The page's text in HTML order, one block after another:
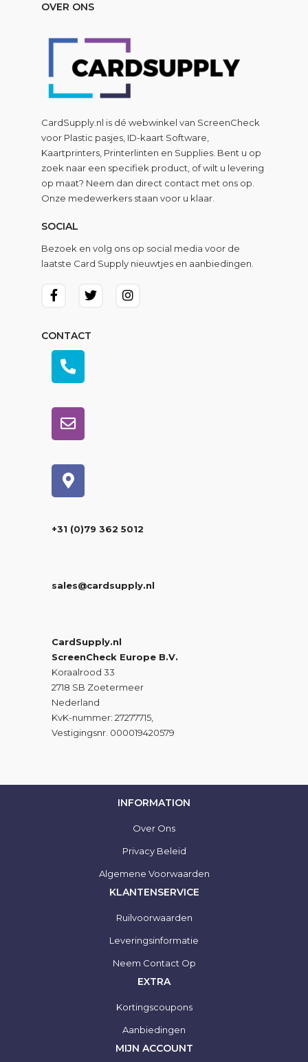
OVER ONS
CardSupply.nl is dé webwinkel van ScreenCheck
voor Plastic pasjes, ID-kaart Software,
Kaartprinters, Printerlinten en Supplies. Bent u op
zoek naar een specifiek product, of wilt u levering
op maat? Neem dan direct contact met ons op.
Onze medewerkers staan voor u klaar.
SOCIAL
Bezoek en volg ons op social media voor de
laatste Card Supply nieuwtjes en aanbiedingen.
CONTACT
+31 (0)79 362 5012
sales@cardsupply.nl
CardSupply.nl
ScreenCheck Europe B.V.
Koraalrood 33
2718 SB Zoetermeer
Nederland
KvK-nummer: 27277715,
Vestigingsnr. 000019420579
INFORMATION
Over Ons
Privacy Beleid
Algemene Voorwaarden
KLANTENSERVICE
Ruilvoorwaarden
Leveringsinformatie
Neem Contact Op
EXTRA
Kortingscoupons
Aanbiedingen
MIJN ACCOUNT